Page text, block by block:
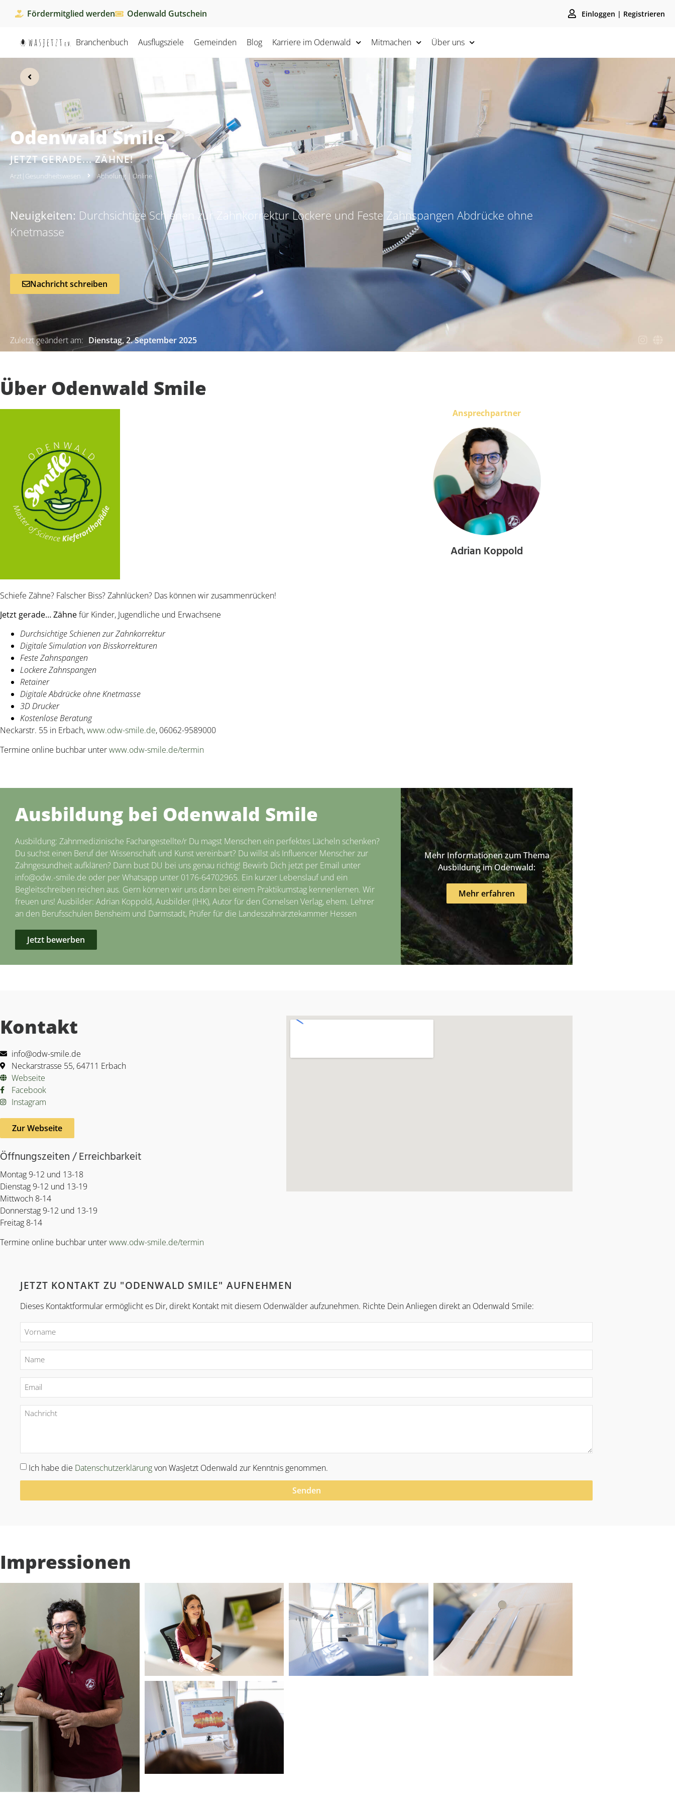
Fördermitglied werden Odenwald Gutschein Einloggen | Registrieren
Branchenbuch Ausflugsziele Gemeinden Blog Karriere im Odenwald Mitmachen Über uns
Odenwald Smile
JETZT GERADE... ZÄHNE!
Arzt| Gesundheitswesen Abholung | Online
Neuigkeiten: Durchsichtige Schienen zur Zahnkorrektur Lockere und Feste Zahnspangen Abdrücke ohne
Knetmasse
Nachricht schreiben
Zuletzt geändert am: Dienstag, 2. September 2025
Über Odenwald Smile
Schiefe Zähne? Falscher Biss? Zahnlücken? Das können wir zusammenrücken!
Jetzt gerade… Zähnefür Kinder, Jugendliche und Erwachsene
Durchsichtige Schienen zur Zahnkorrektur
Digitale Simulation von Bisskorrekturen
Feste Zahnspangen
Lockere Zahnspangen
Retainer
Digitale Abdrücke ohne Knetmasse
3D Drucker
Kostenlose Beratung
Neckarstr. 55 in Erbach,www.odw-smile.de, 06062-9589000
Termine online buchbar unterwww.odw-smile.de/termin
Ansprechpartner
Adrian Koppold
Ausbildung bei Odenwald Smile
Ausbildung: Zahnmedizinische Fachangestellte/r Du magst Menschen ein perfektes Lächeln schenken?
Du suchst einen Beruf der Wissenschaft und Kunst vereinbart? Du willst als Influencer Menscher zur
Zahngesundheit aufklären? Dann bust DU bei uns genau richtig! Bewirb Dich jetzt per Email unter
info@odw.-smile.de oder per Whatsapp unter 0176-64702965. Ein kurzer Lebenslauf und ein
Begleitschreiben reichen aus. Gern können wir uns dann bei einem Praktikumstag kennenlernen. Wir
freuen uns! Ausbilder: Adrian Koppold, Ausbilder (IHK), Autor für den Cornelsen Verlag, ehem. Lehrer
an den Berufsschulen Bensheim und Darmstadt, Prüfer für die Landeszahnärztekammer Hessen
Jetzt bewerben
Mehr Informationen zum Thema
Ausbildung im Odenwald:
Mehr erfahren
Kontakt
info@odw-smile.de
Neckarstrasse 55, 64711 Erbach
Webseite
Facebook
Instagram
Zur Webseite
Öffnungszeiten / Erreichbarkeit
Montag 9-12 und 13-18
Dienstag 9-12 und 13-19
Mittwoch 8-14
Donnerstag 9-12 und 13-19
Freitag 8-14
Termine online buchbar unterwww.odw-smile.de/termin
JETZT KONTAKT ZU "ODENWALD SMILE" AUFNEHMEN
Dieses Kontaktformular ermöglicht es Dir, direkt Kontakt mit diesem Odenwälder aufzunehmen. Richte Dein Anliegen direkt an Odenwald Smile:
Ich habe die Datenschutzerklärungvon WasJetzt Odenwald zur Kenntnis genommen.
Senden
Impressionen